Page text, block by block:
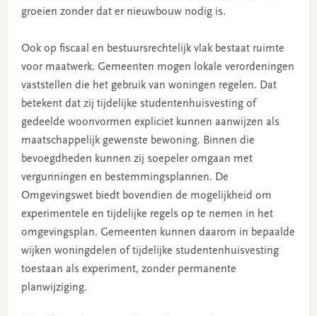
groeien zonder dat er nieuwbouw nodig is.
Ook op fiscaal en bestuursrechtelijk vlak bestaat ruimte
voor maatwerk. Gemeenten mogen lokale verordeningen
vaststellen die het gebruik van woningen regelen. Dat
betekent dat zij tijdelijke studentenhuisvesting of
gedeelde woonvormen expliciet kunnen aanwijzen als
maatschappelijk gewenste bewoning. Binnen die
bevoegdheden kunnen zij soepeler omgaan met
vergunningen en bestemmingsplannen. De
Omgevingswet biedt bovendien de mogelijkheid om
experimentele en tijdelijke regels op te nemen in het
omgevingsplan. Gemeenten kunnen daarom in bepaalde
wijken woningdelen of tijdelijke studentenhuisvesting
toestaan als experiment, zonder permanente
planwijziging.